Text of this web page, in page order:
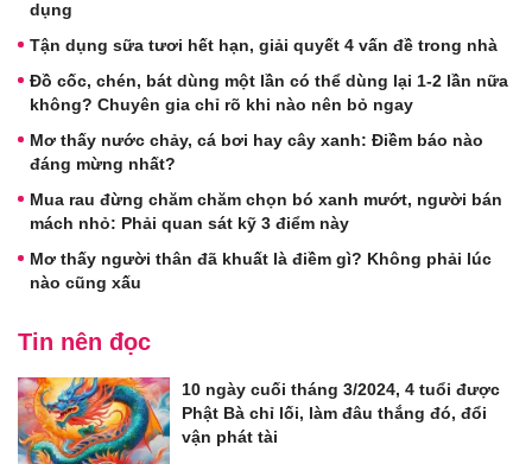
dụng
Tận dụng sữa tươi hết hạn, giải quyết 4 vấn đề trong nhà
Đồ cốc, chén, bát dùng một lần có thể dùng lại 1-2 lần nữa
không? Chuyên gia chỉ rõ khi nào nên bỏ ngay
Mơ thấy nước chảy, cá bơi hay cây xanh: Điềm báo nào
đáng mừng nhất?
Mua rau đừng chăm chăm chọn bó xanh mướt, người bán
mách nhỏ: Phải quan sát kỹ 3 điểm này
Mơ thấy người thân đã khuất là điềm gì? Không phải lúc
nào cũng xấu
Tin nên đọc
10 ngày cuối tháng 3/2024, 4 tuổi được
Phật Bà chỉ lối, làm đâu thắng đó, đổi
vận phát tài